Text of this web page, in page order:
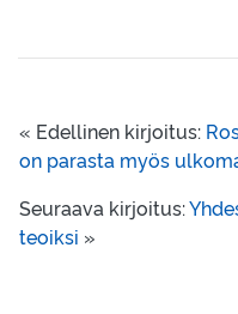
« Edellinen kirjoitus:
on parasta myös
Seuraava kirjoitus:
teoiksi »